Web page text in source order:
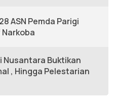
ASN Pemda Parigi
Nusantara Buktikan
, Hingga Pelestarian